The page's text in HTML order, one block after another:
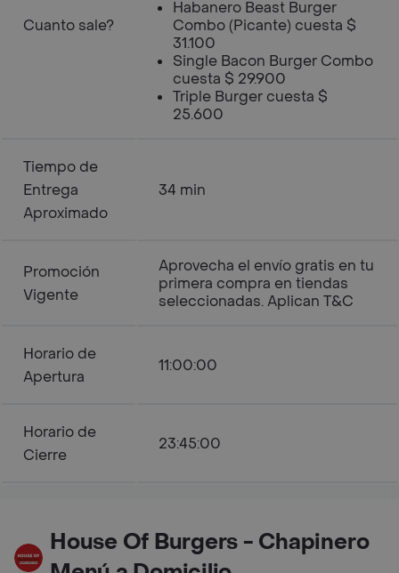
Cuanto sale?
Habanero Beast Burger
Combo (Picante) cuesta $
31.100
Single Bacon Burger Combo
cuesta $ 29.900
Triple Burger cuesta $
25.600
Tiempo de
Entrega
Aproximado
34 min
Promoción
Vigente
Aprovecha el envío gratis en tu
primera compra en tiendas
seleccionadas. Aplican T&C
Horario de
Apertura
11:00:00
Horario de
Cierre
23:45:00
House Of Burgers - Chapinero